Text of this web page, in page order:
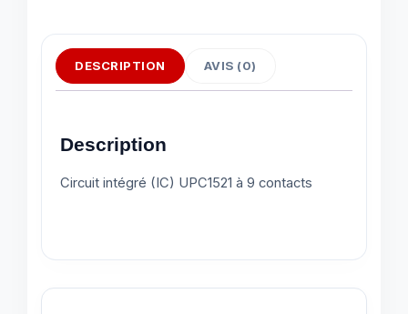
DESCRIPTION AVIS (0)
Description
Circuit intégré (IC) UPC1521 à 9 contacts